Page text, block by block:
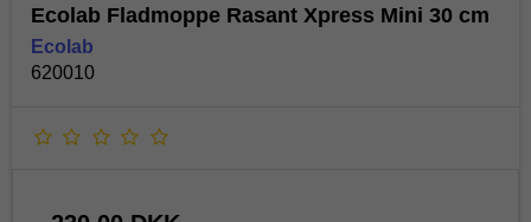
Ecolab Fladmoppe Rasant Xpress Mini 30 cm
Ecolab
620010